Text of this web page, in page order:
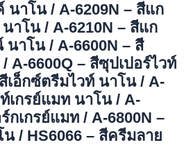
นาโน / A-6209N – สีแก
าโน / A-6210N – สีแก
นาโน / A-6600N – สี
A-6600Q – สีซุปเปอร์ไวท์
เอ็กซ์ตรีมไวท์ นาโน / A-
เกรย์แมท นาโน / A-
กเกรย์แมท / A-6800N –
น / HS6066 – สีครีมลาย